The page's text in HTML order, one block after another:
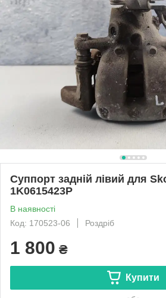
Суппорт задній лівий для
1K0615423P
В наявності
Код: 170523-06
Роздріб
1 800 ₴
Купити